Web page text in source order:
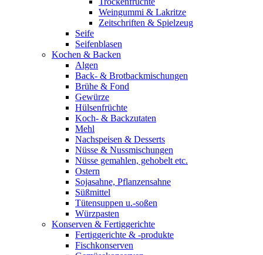
Weingummi & Lakritze
Zeitschriften & Spielzeug
Seife
Seifenblasen
Kochen & Backen
Algen
Back- & Brotbackmischungen
Brühe & Fond
Gewürze
Hülsenfrüchte
Koch- & Backzutaten
Mehl
Nachspeisen & Desserts
Nüsse & Nussmischungen
Nüsse gemahlen, gehobelt etc.
Ostern
Sojasahne, Pflanzensahne
Süßmittel
Tütensuppen u.-soßen
Würzpasten
Konserven & Fertiggerichte
Fertiggerichte & -produkte
Fischkonserven